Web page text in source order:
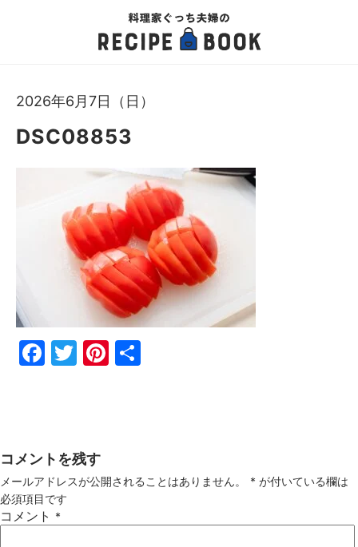
2026年6月7日（日）
DSC08853
Fac
Twi
Pin
コメントを残す
メールアドレスが公開されることはありません。 * が付いている欄は
必須項目です
コメント *